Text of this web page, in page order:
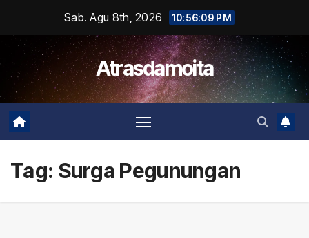
content
Sab. Agu 8th, 2026 10:56:09 PM
Atrasdamoita
Tag: Surga Pegunungan